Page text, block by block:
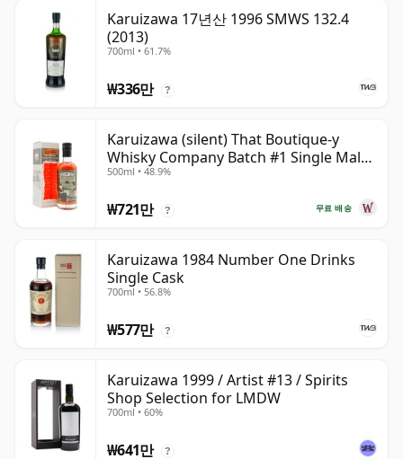
Karuizawa 17년산 1996 SMWS 132.4
(2013)
700ml • 61.7%
₩336만 ?
Karuizawa (silent) That Boutique-y
Whisky Company Batch #1 Single Mal
19년산
500ml • 48.9%
무료 배송
₩721만 ?
Karuizawa 1984 Number One Drinks
Single Cask
700ml • 56.8%
₩577만 ?
Karuizawa 1999 / Artist #13 / Spirits
Shop Selection for LMDW
700ml • 60%
₩641만 ?